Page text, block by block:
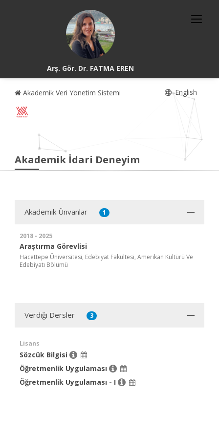
Arş. Gör. Dr. FATMA EREN
Akademik Veri Yönetim Sistemi English
Akademik İdari Deneyim
Akademik Ünvanlar 1
2018 - 2025
Araştırma Görevlisi
Hacettepe Üniversitesi, Edebiyat Fakültesi, Amerikan Kültürü Ve
Edebiyatı Bölümü
Verdiği Dersler 3
Lisans
Sözcük Bilgisi
Öğretmenlik Uygulaması
Öğretmenlik Uygulaması - I